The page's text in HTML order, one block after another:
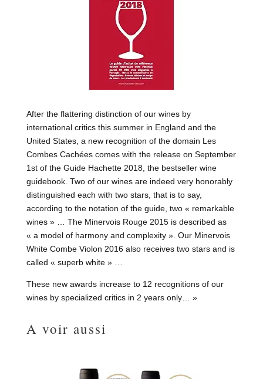
After the flattering distinction of our wines by
international critics this summer in England and the
United States, a new recognition of the domain Les
Combes Cachées comes with the release on September
1st of the Guide Hachette 2018, the bestseller wine
guidebook. Two of our wines are indeed very honorably
distinguished each with two stars, that is to say,
according to the notation of the guide, two « remarkable
wines » … The Minervois Rouge 2015 is described as
« a model of harmony and complexity ». Our Minervois
White Combe Violon 2016 also receives two stars and is
called « superb white » …
These new awards increase to 12 recognitions of our
wines by specialized critics in 2 years only… »
A voir aussi